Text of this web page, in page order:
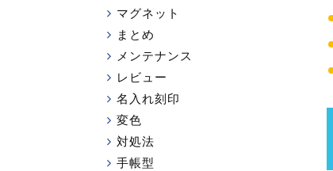
マグネット
まとめ
メンテナンス
レビュー
名入れ刻印
変色
対処法
手帳型